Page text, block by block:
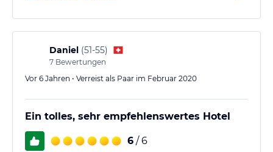
Daniel (51-55)
7 Bewertungen
Vor 6 Jahren • Verreist als Paar im Februar 2020
Ein tolles, sehr empfehlenswertes Hotel
6 / 6